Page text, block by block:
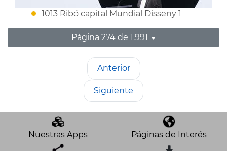
1013 Ribó capital Mundial Disseny 1
Página 274 de 1.991
Anterior
Siguiente
Nuestras Apps Páginas de Interés